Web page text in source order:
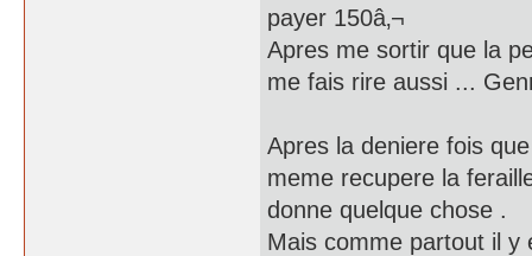
payer 150â‚¬
Apres me sortir que la
me fais rire aussi ...
Apres la deniere fois
meme recupere la
donne quelque chose .
Mais comme partout il y